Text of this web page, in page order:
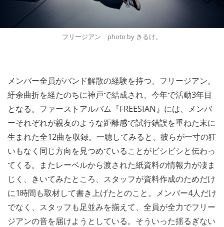
フリージアン photo by きるけ。
メンバー全員がバンド解散の経験を持つ、フリージアン。
紆余曲折を経たのちに神戸で結成され、今年で活動3年目
となる。ファーストアルバム『FREESIAN』には、メンバ
ーそれぞれが親友のような距離感で試行錯誤を重ねた末に
生まれた全12曲を収録。一聴してみると、彼らが一寸の狂
いもなく同じ方向を見つめていることがビシビシと伝わっ
てくる。またレーベルから渡された紙資料の情報力が凄ま
じく、きいてみたところ、スタッフが資料作成のためだけ
に1時間も取材して書き上げたとのこと。メンバー4人だけ
でなく、スタッフも足並みを揃えて、全員が全力でフリー
ジアンの音を届けようとしている。そういった揺るぎない